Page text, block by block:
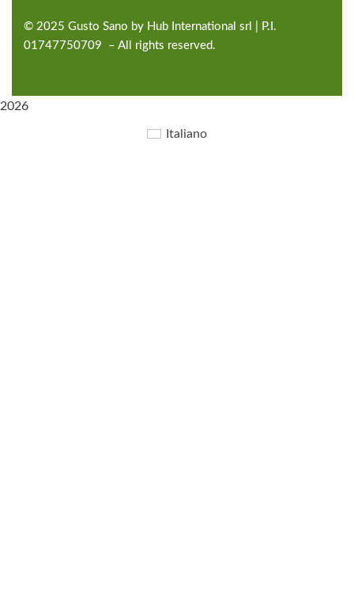
© 2025 Gusto Sano by Hub International srl | P.I.
01747750709 – All rights reserved.
2026
Italiano